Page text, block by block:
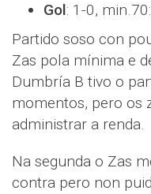
Gol: 1-0, min.70:
Partido soso con
Zas pola mínima e
Dumbría B tivo o
momentos, pero os
administrar a renda.
Na segunda o Zas
contra pero non